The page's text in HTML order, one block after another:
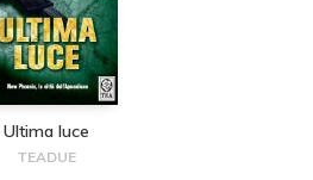
Ultima luce
TEADUE